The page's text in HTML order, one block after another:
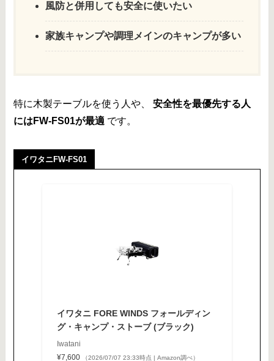
風防と併用しても安全に使いたい
家族キャンプや調理メインのキャンプが多い
特に木製テーブルを使う人や、安全性を最優先する人
にはFW-FS01が最適 です。
イワタニFW-FS01
イワタニ FORE WINDS フォールディン
グ・キャンプ・ストーブ (ブラック)
Iwatani
¥7,600
（2026/07/07 23:33時点 | Amazon調べ）